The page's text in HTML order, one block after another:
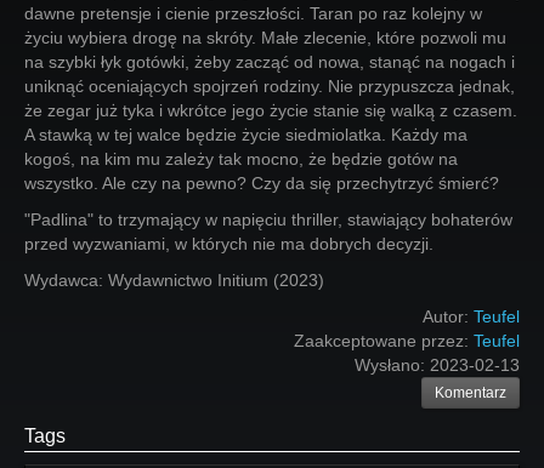
dawne pretensje i cienie przeszłości. Taran po raz kolejny w
życiu wybiera drogę na skróty. Małe zlecenie, które pozwoli mu
na szybki łyk gotówki, żeby zacząć od nowa, stanąć na nogach i
uniknąć oceniających spojrzeń rodziny. Nie przypuszcza jednak,
że zegar już tyka i wkrótce jego życie stanie się walką z czasem.
A stawką w tej walce będzie życie siedmiolatka. Każdy ma
kogoś, na kim mu zależy tak mocno, że będzie gotów na
wszystko. Ale czy na pewno? Czy da się przechytrzyć śmierć?
"Padlina" to trzymający w napięciu thriller, stawiający bohaterów
przed wyzwaniami, w których nie ma dobrych decyzji.
Wydawca: Wydawnictwo Initium (2023)
Autor: Teufel
Zaakceptowane przez: Teufel
Wysłano: 2023-02-13
Komentarz
Tags